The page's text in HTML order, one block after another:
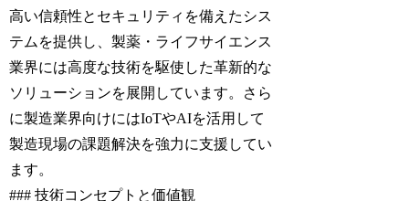
高い信頼性とセキュリティを備えたシス
テムを提供し、製薬・ライフサイエンス
業界には高度な技術を駆使した革新的な
ソリューションを展開しています。さら
に製造業界向けにはIoTやAIを活用して
製造現場の課題解決を強力に支援してい
ます。
### 技術コンセプトと価値観